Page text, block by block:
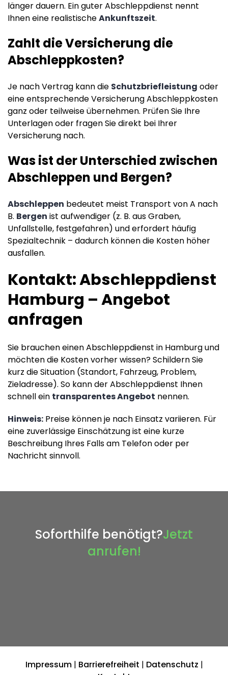
länger dauern. Ein guter Abschleppdienst nennt
Ihnen eine realistischeAnkunftszeit.
Zahlt die Versicherung die
Abschleppkosten?
Je nach Vertrag kann die Schutzbriefleistung oder
eine entsprechende Versicherung Abschleppkosten
ganz oder teilweise übernehmen. Prüfen Sie Ihre
Unterlagen oder fragen Sie direkt bei Ihrer
Versicherung nach.
Was ist der Unterschied zwischen
Abschleppen und Bergen?
Abschleppen bedeutet meist Transport von A nach
B. Bergen ist aufwendiger (z. B. aus Graben,
Unfallstelle, festgefahren) und erfordert häufig
Spezialtechnik – dadurch können die Kosten höher
ausfallen.
Kontakt: Abschleppdienst
Hamburg – Angebot
anfragen
Sie brauchen einen Abschleppdienst in Hamburg und
möchten die Kosten vorher wissen? Schildern Sie
kurz die Situation (Standort, Fahrzeug, Problem,
Zieladresse). So kann der Abschleppdienst Ihnen
schnell ein transparentes Angebot nennen.
Hinweis: Preise können je nach Einsatz variieren. Für
eine zuverlässige Einschätzung ist eine kurze
Beschreibung Ihres Falls am Telefon oder per
Nachricht sinnvoll.
Soforthilfe benötigt?Jetzt
anrufen!
Impressum| Barrierefreiheit | Datenschutz |